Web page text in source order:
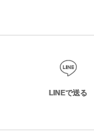
LINEで送る